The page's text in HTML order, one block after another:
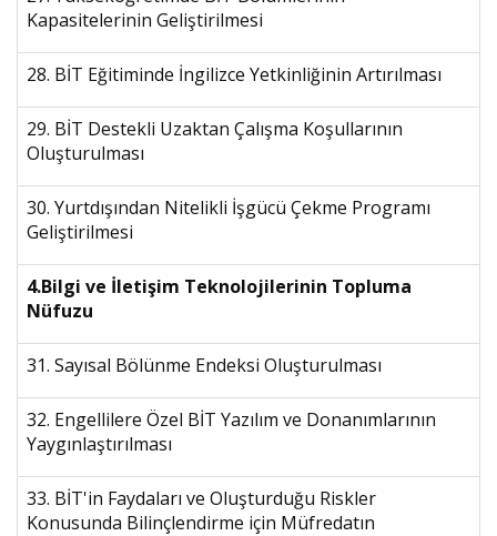
Kapasitelerinin Geliştirilmesi
28. BİT Eğitiminde İngilizce Yetkinliğinin Artırılması
29. BİT Destekli Uzaktan Çalışma Koşullarının
Oluşturulması
30. Yurtdışından Nitelikli İşgücü Çekme Programı
Geliştirilmesi
4.Bilgi ve İletişim Teknolojilerinin Topluma
Nüfuzu
31. Sayısal Bölünme Endeksi Oluşturulması
32. Engellilere Özel BİT Yazılım ve Donanımlarının
Yaygınlaştırılması
33. BİT'in Faydaları ve Oluşturduğu Riskler
Konusunda Bilinçlendirme için Müfredatın